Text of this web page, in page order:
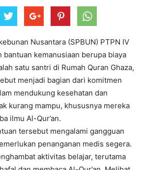
Nusantara (SPBUN) PTPN IV
bantuan kemanusiaan berupa biaya
satu santri di Rumah Quran Ghaza,
menjadi bagian dari komitmen
mendukung kesehatan dan
kurang mampu, khususnya mereka
ilmu Al-Qur’an.
tersebut mengalami gangguan
penanganan medis segera.
aktivitas belajar, terutama